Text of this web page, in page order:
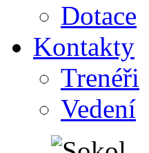
Dotace
Kontakty
Trenéři
Vedení